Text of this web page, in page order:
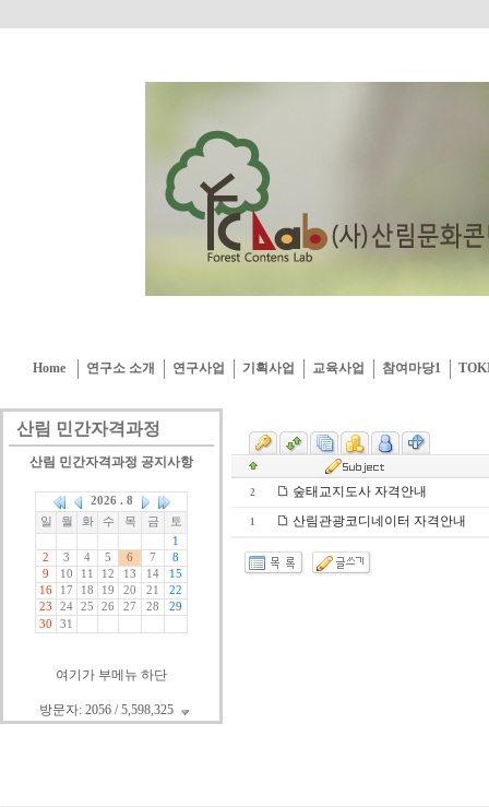
Home 연구소 소개 연구사업 기획사업 교육사업 참여마당1
산림 민간자격과정
산림 민간자격과정 공지사항
여기가 부메뉴 하단
방문자: 2056 / 5,598,325
2 숲태교지도사 자격안내
1 산림관광코디네이터 자격안내